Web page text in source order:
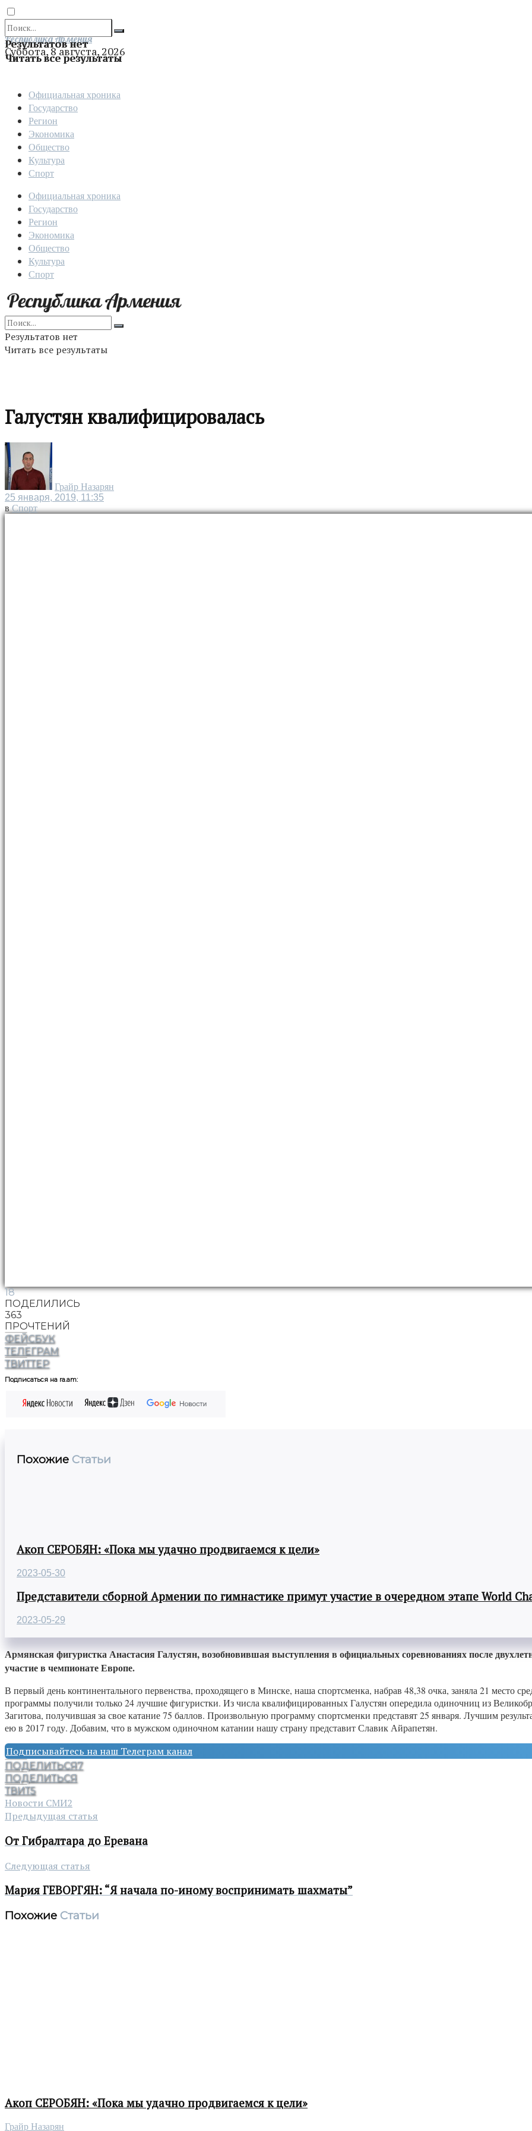
Результатов нет
Читать все результаты
Отправить
Республика Армения
Суббота, 8 августа, 2026
Официальная хроника
Государство
Регион
Экономика
Общество
Культура
Спорт
Официальная хроника
Государство
Регион
Экономика
Общество
Культура
Спорт
Результатов нет
Читать все результаты
Галустян квалифицировалась
Грайр Назарян
25 января, 2019, 11:35
в Спорт
18
ПОДЕЛИЛИСЬ
363
ПРОЧТЕНИЙ
ФЕЙСБУК
ТЕЛЕГРАМ
ТВИТТЕР
Подписаться на ra.am:
Похожие Статьи
Акоп СЕРОБЯН: «Пока мы удачно продвигаемся к цели»
2023-05-30
Представители сборной Армении по гимнастике примут участие в очередном этапе World
2023-05-29
Армянская фигуристка Анастасия Галустян, возобновившая выступления в официальных соревнованиях после
участие в чемпионате Европе.
В первый день континентального первенства, проходящего в Минске, наша спортсменка, набрав 48,38 очка, заняла 21 место
программы получили только 24 лучшие фигуристки. Из числа квалифицированных Галустян опередила одиночниц из
Загитова, получившая за свое катание 75 баллов. Произвольную программу спортсменки представят 25 января. Лучшим
ею в 2017 году. Добавим, что в мужском одиночном катании нашу страну представит Славик Айрапетян.
Подписывайтесь на наш Телеграм канал
ПОДЕЛИТЬСЯ7
ПОДЕЛИТЬСЯ
ТВИТ5
Новости СМИ2
Предыдущая статья
От Гибралтара до Еревана
Следующая статья
Мария ГЕВОРГЯН: “Я начала по-иному воспринимать шахматы”
Похожие Статьи
Акоп СЕРОБЯН: «Пока мы удачно продвигаемся к цели»
Грайр Назарян